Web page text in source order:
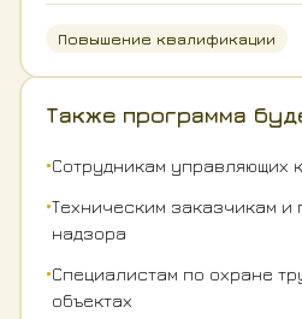
Повышение квалификации
Также программа
•Сотрудникам управляющих
•Техническим заказчикам и
надзора
•Специалистам по охране
объектах